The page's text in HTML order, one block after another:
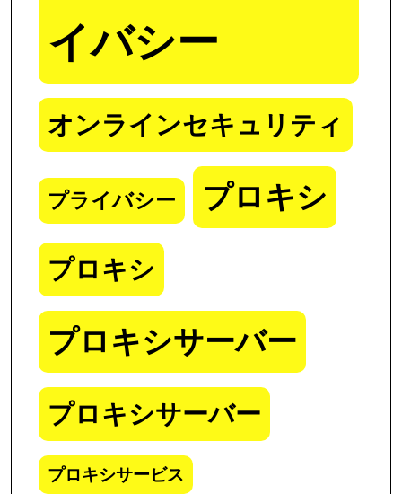
イバシー
オンラインセキュリティ
プライバシー プロキシ
プロキシ
プロキシサーバー
プロキシサーバー
プロキシサービス